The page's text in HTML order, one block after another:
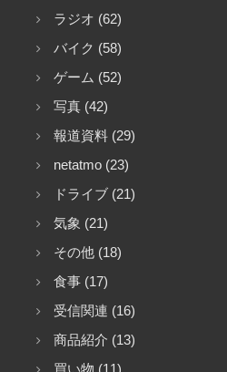
ラジオ (62)
バイク (58)
ゲーム (52)
写真 (42)
報道資料 (29)
netatmo (23)
ドライブ (21)
気象 (21)
その他 (18)
食事 (17)
受信関連 (16)
商品紹介 (13)